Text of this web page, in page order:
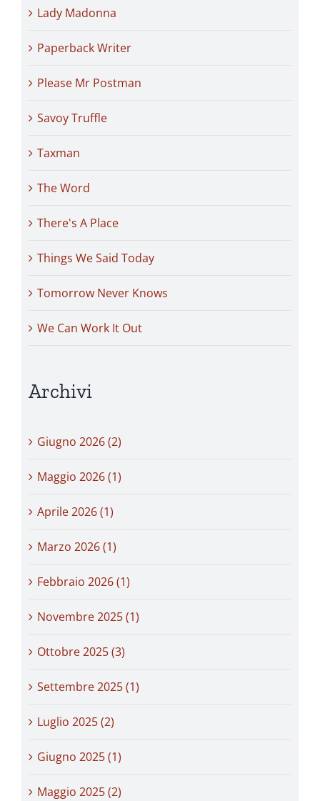
Lady Madonna
Paperback Writer
Please Mr Postman
Savoy Truffle
Taxman
The Word
There's A Place
Things We Said Today
Tomorrow Never Knows
We Can Work It Out
Archivi
Giugno 2026 (2)
Maggio 2026 (1)
Aprile 2026 (1)
Marzo 2026 (1)
Febbraio 2026 (1)
Novembre 2025 (1)
Ottobre 2025 (3)
Settembre 2025 (1)
Luglio 2025 (2)
Giugno 2025 (1)
Maggio 2025 (2)